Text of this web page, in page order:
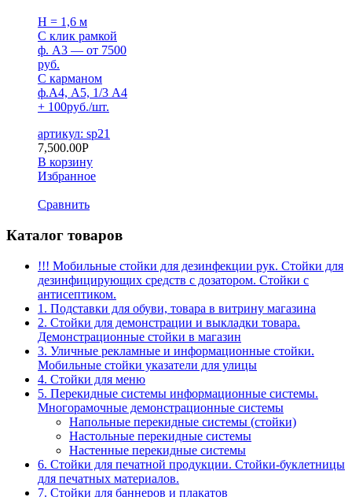
H = 1,6 м
С клик рамкой
ф. A3 — от 7500
руб.
С карманом
ф.А4, А5, 1/3 А4
+ 100руб./шт.
артикул: sp21
7,500.00Р
В корзину
Избранное
Сравнить
Каталог товаров
!!! Мобильные стойки для дезинфекции рук. Стойки для
дезинфицирующих средств с дозатором. Стойки с
антисептиком.
1. Подставки для обуви, товара в витрину магазина
2. Стойки для демонстрации и выкладки товара.
Демонстрационные стойки в магазин
3. Уличные рекламные и информационные стойки.
Мобильные стойки указатели для улицы
4. Стойки для меню
5. Перекидные системы информационные системы.
Многорамочные демонстрационные системы
Напольные перекидные системы (стойки)
Настольные перекидные системы
Настенные перекидные системы
6. Стойки для печатной продукции. Стойки-буклетницы
для печатных материалов.
7. Стойки для баннеров и плакатов